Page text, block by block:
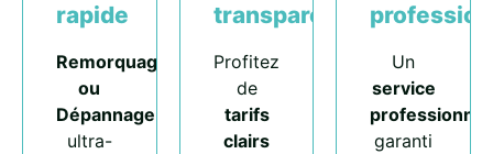
rapide
Remorquage
ou
Dépannage
ultra-
transparents
Profitez
de
tarifs
clairs
Un
service
professionnel
garanti